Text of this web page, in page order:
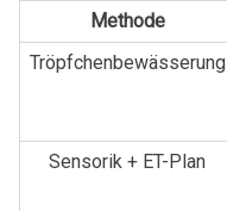
Methode
Tröpfchenbewässerung
Sensorik + ET-Plan